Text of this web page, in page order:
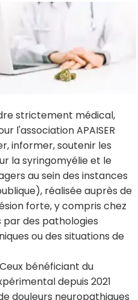
strictement médical,
l'association APAISER
informer, soutenir les
la syringomyélie et le
au sein des instances
réalisée auprès de
forte, y compris chez
des pathologies
ou des situations de
bénéficiant du
depuis 2021
douleurs neuropathiques